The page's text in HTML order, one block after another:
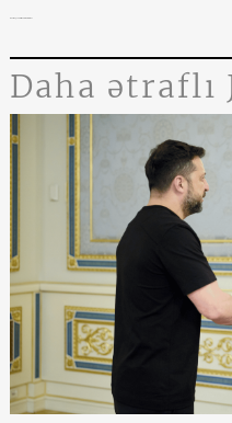
Daha ətraflı